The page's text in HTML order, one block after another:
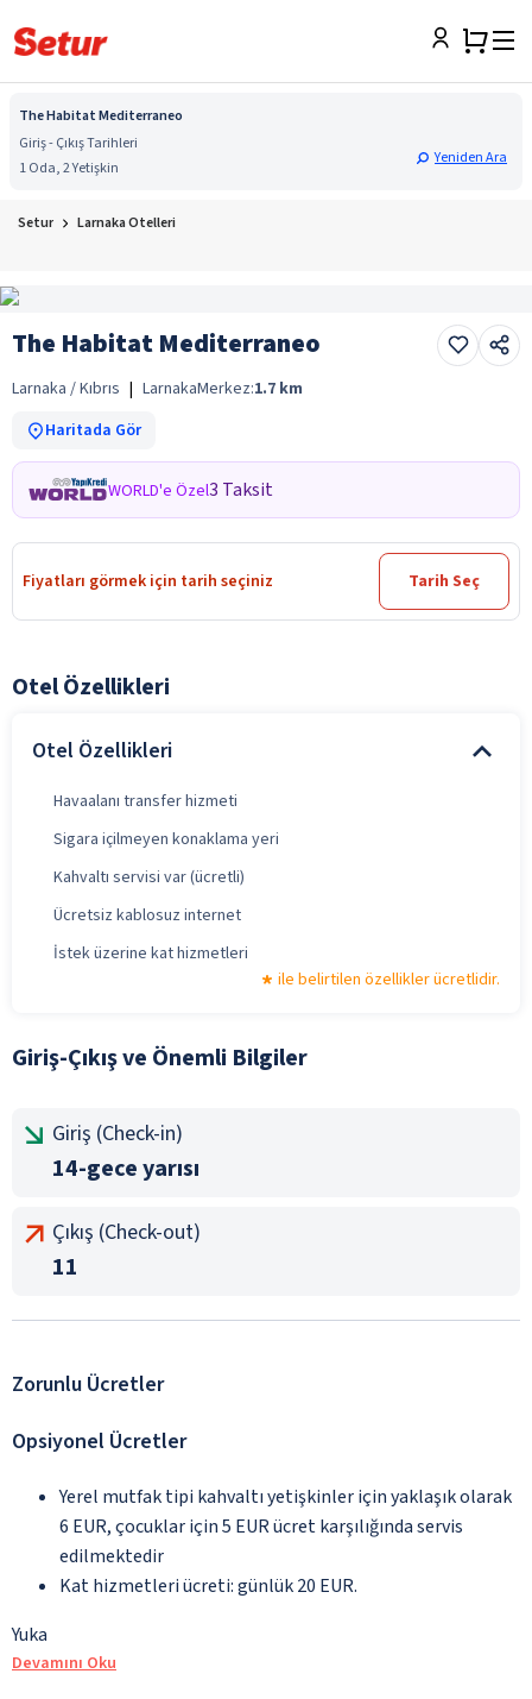
The Habitat Mediterraneo
Giriş - Çıkış Tarihleri
1 Oda, 2 Yetişkin
Yeniden Ara
Setur Larnaka Otelleri
The Habitat Mediterraneo
Larnaka / Kıbrıs | LarnakaMerkez:1.7 km
Haritada Gör
WORLD'e Özel3 Taksit
Fiyatları görmek için tarih seçiniz Tarih Seç
Otel Özellikleri
Otel Özellikleri
Havaalanı transfer hizmeti
Sigara içilmeyen konaklama yeri
Kahvaltı servisi var (ücretli)
Ücretsiz kablosuz internet
İstek üzerine kat hizmetleri
ile belirtilen özellikler ücretlidir.
Giriş-Çıkış ve Önemli Bilgiler
Giriş (Check-in)
14-gece yarısı
Çıkış (Check-out)
11
Zorunlu Ücretler
Opsiyonel Ücretler
Yerel mutfak tipi kahvaltı yetişkinler için yaklaşık olarak
6 EUR, çocuklar için 5 EUR ücret karşılığında servis
edilmektedir
Kat hizmetleri ücreti: günlük 20 EUR.
Yuka
Devamını Oku